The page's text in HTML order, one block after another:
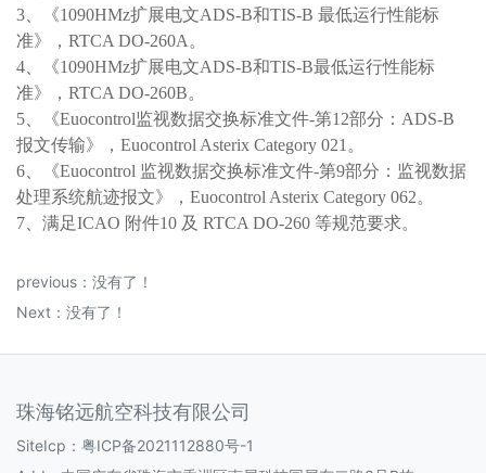
3、《1090HMz扩展电文ADS-B和TIS-B 最低运行性能标
准》 ， RTCA DO-260A。
4、《1090HMz扩展电文ADS-B和TIS-B最低运行性能标
准》 ， RTCA DO-260B。
5、《Euocontrol监视数据交换标准文件-第12部分：ADS-B
报文传输》 ， Euocontrol Asterix Category 021。
6、《Euocontrol 监视数据交换标准文件-第9部分：监视数据
处理系统航迹报文》， Euocontrol Asterix Category 062。
7、 满足ICAO 附件10 及 RTCA DO-260 等规范要求。
previous：没有了！
Next：没有了！
珠海铭远航空科技有限公司
SiteIcp： 粤ICP备2021112880号-1